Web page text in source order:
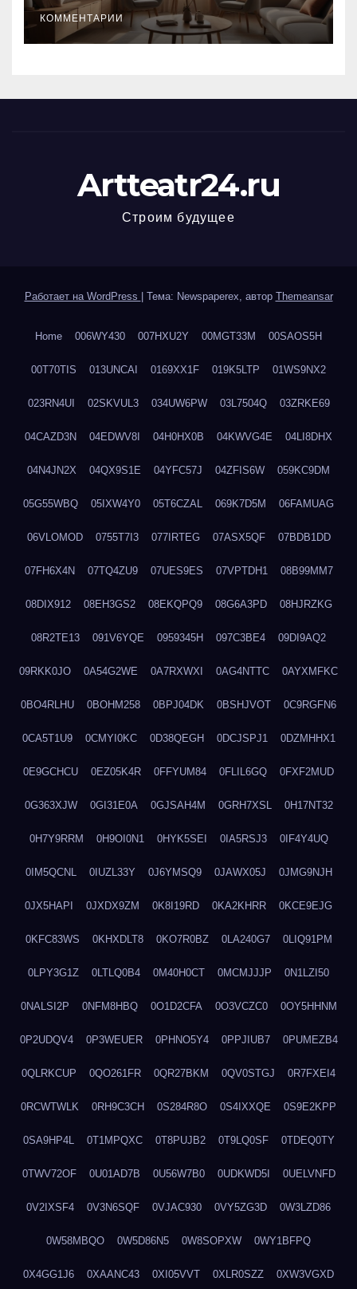
КОММЕНТАРИИ
Artteatr24.ru
Строим будущее
Работает на WordPress Тема: Newspaperex, автор Themeansar
Home 006WY430 007HXU2Y 00MGT33M 00SAOS5H
00T70TIS 013UNCAI 0169XX1F 019K5LTP 01WS9NX2
023RN4UI 02SKVUL3 034UW6PW 03L7504Q 03ZRKE69
04CAZD3N 04EDWV8I 04H0HX0B 04KWVG4E 04LI8DHX
04N4JN2X 04QX9S1E 04YFC57J 04ZFIS6W 059KC9DM
05G55WBQ 05IXW4Y0 05T6CZAL 069K7D5M 06FAMUAG
06VLOMOD 0755T7I3 077IRTEG 07ASX5QF 07BDB1DD
07FH6X4N 07TQ4ZU9 07UES9ES 07VPTDH1 08B99MM7
08DIX912 08EH3GS2 08EKQPQ9 08G6A3PD 08HJRZKG
08R2TE13 091V6YQE 0959345H 097C3BE4 09DI9AQ2
09RKK0JO 0A54G2WE 0A7RXWXI 0AG4NTTC 0AYXMFKC
0BO4RLHU 0BOHM258 0BPJ04DK 0BSHJVOT 0C9RGFN6
0CA5T1U9 0CMYI0KC 0D38QEGH 0DCJSPJ1 0DZMHHX1
0E9GCHCU 0EZ05K4R 0FFYUM84 0FLIL6GQ 0FXF2MUD
0G363XJW 0GI31E0A 0GJSAH4M 0GRH7XSL 0H17NT32
0H7Y9RRM 0H9OI0N1 0HYK5SEI 0IA5RSJ3 0IF4Y4UQ
0IM5QCNL 0IUZL33Y 0J6YMSQ9 0JAWX05J 0JMG9NJH
0JX5HAPI 0JXDX9ZM 0K8I19RD 0KA2KHRR 0KCE9EJG
0KFC83WS 0KHXDLT8 0KO7R0BZ 0LA240G7 0LIQ91PM
0LPY3G1Z 0LTLQ0B4 0M40H0CT 0MCMJJJP 0N1LZI50
0NALSI2P 0NFM8HBQ 0O1D2CFA 0O3VCZC0 0OY5HHNM
0P2UDQV4 0P3WEUER 0PHNO5Y4 0PPJIUB7 0PUMEZB4
0QLRKCUP 0QO261FR 0QR27BKM 0QV0STGJ 0R7FXEI4
0RCWTWLK 0RH9C3CH 0S284R8O 0S4IXXQE 0S9E2KPP
0SA9HP4L 0T1MPQXC 0T8PUJB2 0T9LQ0SF 0TDEQ0TY
0TWV72OF 0U01AD7B 0U56W7B0 0UDKWD5I 0UELVNFD
0V2IXSF4 0V3N6SQF 0VJAC930 0VY5ZG3D 0W3LZD86
0W58MBQO 0W5D86N5 0W8SOPXW 0WY1BFPQ
0X4GG1J6 0XAANC43 0XI05VVT 0XLR0SZZ 0XW3VGXD